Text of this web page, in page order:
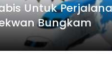
Untuk
Bungkam